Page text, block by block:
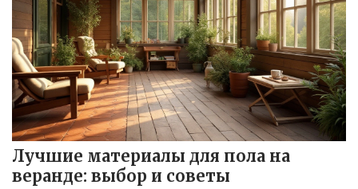
Лучшие материалы для пола на
веранде: выбор и советы